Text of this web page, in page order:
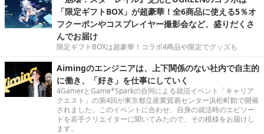
「限定ギフトBOX」が超豪華！全6商品に使える5％オ
フクーポンやコスプレイヤー撮影会など、盛りだくさ
んでお届け
限定ギフトBOXは超豪華！コラボ4商品や限定でグッズも
Aimingのエンジニアは、上下関係のない社内で自主的
に働き、「好き」を仕事にしていく
4GamerとGame*Sparkの合同による就活イベント「キャリア
クエスト」の第4回が東京都立産業貿易センター浜松町館で開催
されました。このイベントに合わせ、自身の就活時のエピソー
ドを若手クリエイターに聞いてみたので、その模様をお届けし
ます。